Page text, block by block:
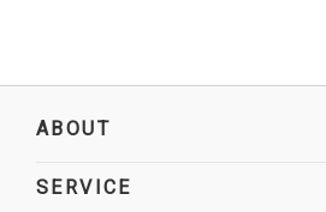
ABOUT
SERVICE